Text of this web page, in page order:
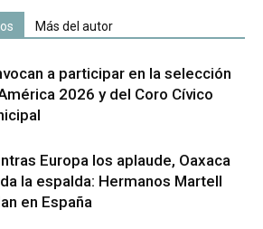
Más del autor
a participar en la selección
2026 y del Coro Cívico
Europa los aplaude, Oaxaca
la espalda: Hermanos Martell
en España